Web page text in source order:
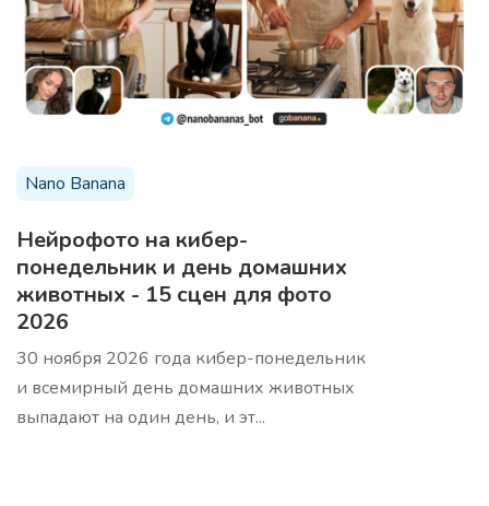
5 тем для вашего вебинара, которые будут
20 заголовков вебинара
привлечения внимания аудитории
Nano Banana
Нейрофото на кибер-
понедельник и день домашних
животных - 15 сцен для фото
2026
30 ноября 2026 года кибер-понедельник
и всемирный день домашних животных
выпадают на один день, и эт...